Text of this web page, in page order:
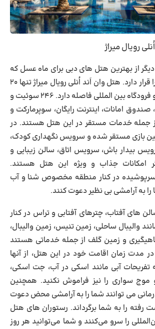
رویال میراژ
از بهترین هتل های دبی برای ماه عسل که
دارد. هتل وان اَند اُنلی رویال میراژ
تنها ۲۰
دقیقه با مرکز شهر و فرودگاه بین المللی فاصله دارد. ۲۴۶ سوئیت و
صندوق امانات، اینترنت رایگان، سوپرمارکت و
جمله خدمات مستقر در این هتل هستند. در
بازی مستقر شده و سرویس نگهداری کودک،
بیدار باش، سرویس اتاق، سالن زیبایی و
امکانات جذاب و ویژه این هتل هستند.
سرپوشیده در کنار منطقه مخصوص شنا و آب
را به آرامشی بی نظیر دعوت کنند.
های آفتاب، چترهای آفتابی و تراس در کنار
والیبال ساحلی، زمین تنیس، زمین والیبال،
و زمین گلف از جمله خدماتی هستند
مدت زمان اقامت خود در این هتل، از آنها
تفریحات آبی مانند اسکی در آب، جت اسکی،
موج سواری را نیز فراموش نکنید. همچنین
می توانند شما را به آرامشی محض دعوت
رفته را به شما برگرداند. رستوران های هتل
را سرو می‌کنند و شما می‌توانید هر روز